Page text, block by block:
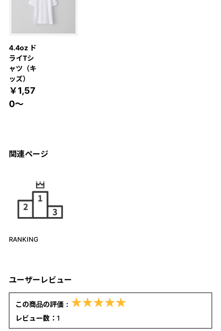
4.4oz ド
ライTシ
ャツ（キ
ッズ）
￥1,57
0～
関連ページ
RANKING
ユーザーレビュー
この商品の評価：
レビュー数： 1